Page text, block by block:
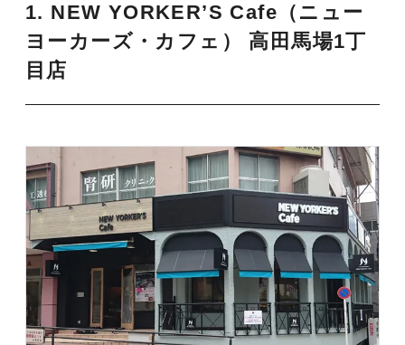
1. NEW YORKER’S Cafe（ニュー
ヨーカーズ・カフェ） 高田馬場1丁
目店